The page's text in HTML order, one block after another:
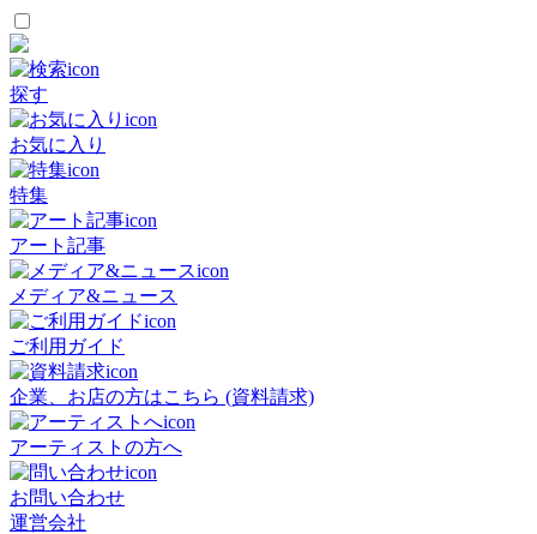
探す
お気に入り
特集
アート記事
メディア&ニュース
ご利用ガイド
企業、お店の方はこちら (資料請求)
アーティストの方へ
お問い合わせ
運営会社